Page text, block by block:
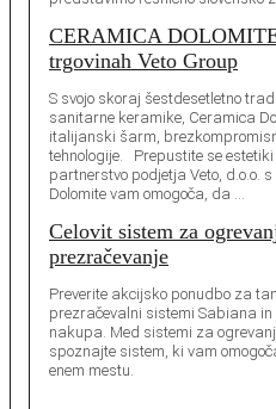
CERAMICA
trgovinah Veto Group
S svojo skoraj šestdesetletno
sanitarne keramike, Ceramica
italijanski šarm,
tehnologije. Prepustite se
partnerstvo podjetja Veto, d.o.o.
Dolomite vam omogoča, da …
Celovit sistem za
prezračevanje
Preverite akcijsko ponudbo za
prezračevalni sistemi Sabiana in
nakupa. Med sistemi za
spoznajte sistem, ki vam
enem mestu.